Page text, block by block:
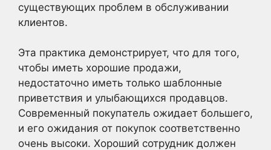
существующих проблем в обслуживании
клиентов.
Эта практика демонстрирует, что для того,
чтобы иметь хорошие продажи,
недостаточно иметь только шаблонные
приветствия и улыбающихся продавцов.
Современный покупатель ожидает большего,
и его ожидания от покупок соответственно
очень высоки. Хороший сотрудник должен